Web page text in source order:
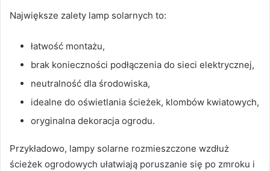
Największe zalety lamp solarnych to:
łatwość montażu,
brak konieczności podłączenia do sieci elektrycznej,
neutralność dla środowiska,
idealne do oświetlania ścieżek, klombów kwiatowych,
oryginalna dekoracja ogrodu.
Przykładowo, lampy solarne rozmieszczone wzdłuż
ścieżek ogrodowych ułatwiają poruszanie się po zmroku i